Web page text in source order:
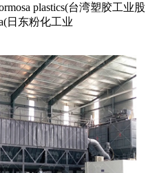
plastics(台湾塑胶工业股
日东粉化工业